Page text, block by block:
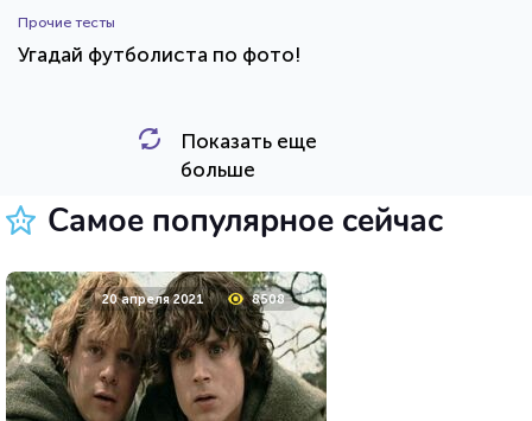
Прочие тесты
Угадай футболиста по фото!
HTML - код
8 мая 2021 10542
Показать еще
больше
Самое популярное сейчас
20 апреля 2021 8508